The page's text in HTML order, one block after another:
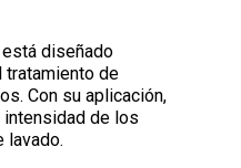
diseñado
tratamiento de
Con su aplicación,
intensidad de los
lavado.